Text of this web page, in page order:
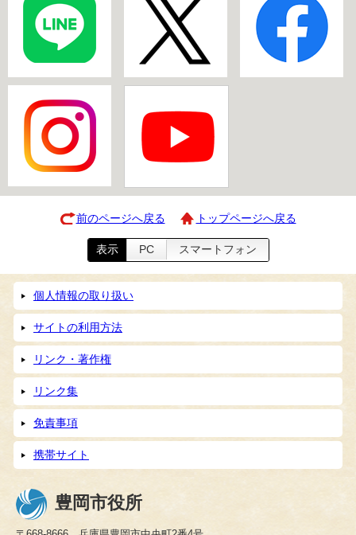
前のページへ戻る トップページへ戻る
表示 PC スマートフォン
個人情報の取り扱い
サイトの利用方法
リンク・著作権
リンク集
免責事項
携帯サイト
豊岡市役所